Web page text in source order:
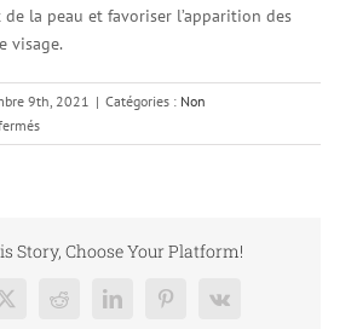
la peau et favoriser l’apparition des
visage.
9th, 2021 | Catégories : Non
sur
Comment
quand
fait
Story, Choose Your Platform!
X RedditLinkedInPinterest
Vk